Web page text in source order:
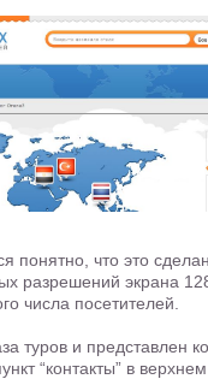
что это
разрешений экрана
числа посетителей.
туров и
“контакты” в